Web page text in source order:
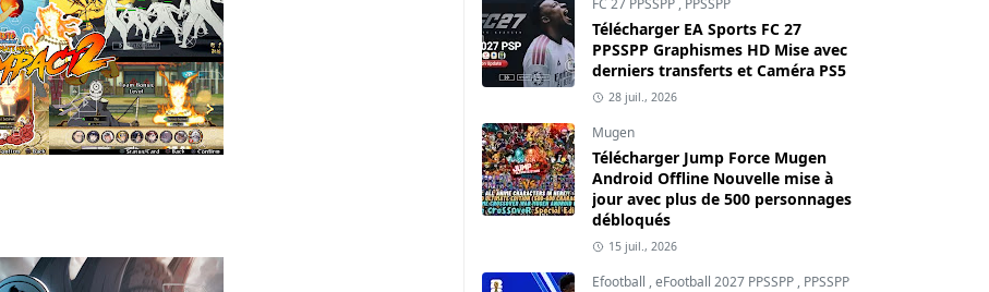
FC 27 PPSSPP , PPSSPP
Télécharger EA Sports FC 27
PPSSPP Graphismes HD Mise avec
derniers transferts et Caméra PS5
28 juil., 2026
Mugen
Télécharger Jump Force Mugen
Android Offline Nouvelle mise à
jour avec plus de 500 personnages
débloqués
15 juil., 2026
Efootball ,eFootball 2027 PPSSPP , PPSSPP